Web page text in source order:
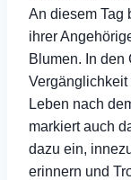
An diesem Tag
ihrer
Blumen. In den
Leben nach
markiert auch
dazu ein,
erinnern und